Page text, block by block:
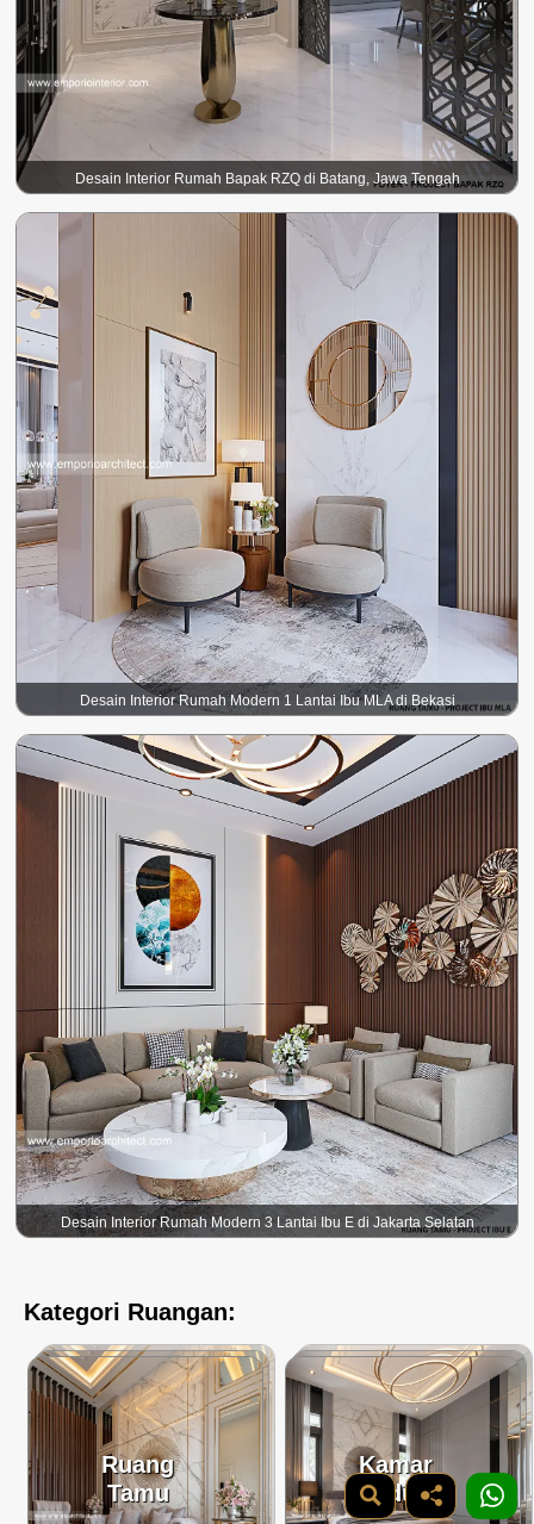
Desain Interior Rumah Bapak RZQ di Batang, Jawa Tengah
Desain Interior Rumah Modern 1 Lantai Ibu MLA di Bekasi
Desain Interior Rumah Modern 3 Lantai Ibu E di Jakarta Selatan
Kategori Ruangan:
Ruang
Tamu
Kamar
Tidur